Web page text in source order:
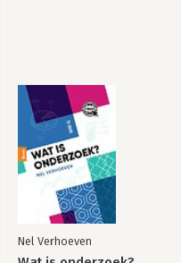
Nel Verhoeven